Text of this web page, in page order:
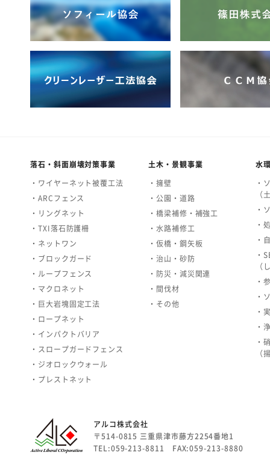
落石・斜面崩壊対策事業
・ワイヤーネット被覆工法
・ARCフェンス
・リングネット
・TXI落石防護柵
・ネットワン
・ブロックガード
・ループフェンス
・マクロネット
・巨大岩塊固定工法
・ロープネット
・インパクトバリア
・スロープガードフェンス
・ジオロックウォール
・プレストネット
土木・景観事業
・擁壁
・公園・道路
・橋梁補修・補強工
・水路補修工
・仮橋・鋼矢板
・治山・砂防
・防災・減災関連
・間伐材
・その他
水
・
（
・
・
・
・
（
・
・
・
・
・
（
アルコ株式会社
〒514-0815 三重県津市藤方2254番地1
TEL:059-213-8811 FAX:059-213-8880